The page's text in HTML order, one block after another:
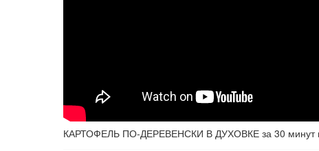
КАРТОФЕЛЬ ПО-ДЕРЕВЕНСКИ В ДУХОВКЕ за 30 минут